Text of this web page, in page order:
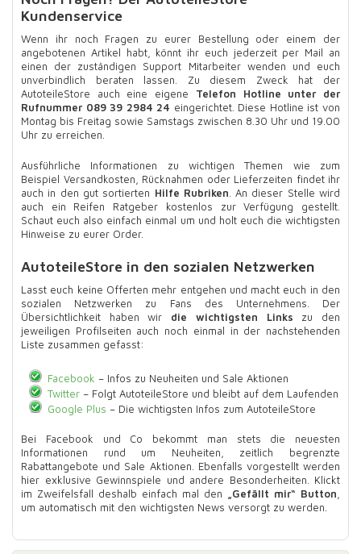
Kundenservice
Wenn ihr noch Fragen zu eurer Bestellung oder einem der
angebotenen Artikel habt, könnt ihr euch jederzeit per Mail an
einen der zuständigen Support Mitarbeiter wenden und euch
unverbindlich beraten lassen. Zu diesem Zweck hat der
AutoteileStore auch eine eigene Telefon Hotline unter der
Rufnummer 089 39 2984 24 eingerichtet. Diese Hotline ist von
Montag bis Freitag sowie Samstags zwischen 8.30 Uhr und 19.00
Uhr zu erreichen.
Ausführliche Informationen zu wichtigen Themen wie zum
Beispiel Versandkosten, Rücknahmen oder Lieferzeiten findet ihr
auch in den gut sortierten Hilfe Rubriken. An dieser Stelle wird
auch ein Reifen Ratgeber kostenlos zur Verfügung gestellt.
Schaut euch also einfach einmal um und holt euch die wichtigsten
Hinweise zu eurer Order.
AutoteileStore in den sozialen Netzwerken
Lasst euch keine Offerten mehr entgehen und macht euch in den
sozialen Netzwerken zu Fans des Unternehmens. Der
Übersichtlichkeit haben wir die wichtigsten Links zu den
jeweiligen Profilseiten auch noch einmal in der nachstehenden
Liste zusammen gefasst:
Facebook – Infos zu Neuheiten und Sale Aktionen
Twitter– Folgt AutoteileStore und bleibt auf dem Laufenden
Google Plus – Die wichtigsten Infos zum AutoteileStore
Bei Facebook und Co bekommt man stets die neuesten
Informationen rund um Neuheiten, zeitlich begrenzte
Rabattangebote und Sale Aktionen. Ebenfalls vorgestellt werden
hier exklusive Gewinnspiele und andere Besonderheiten. Klickt
im Zweifelsfall deshalb einfach mal den
„Gefällt mir“ Button
um automatisch mit den wichtigsten News versorgt zu werden.